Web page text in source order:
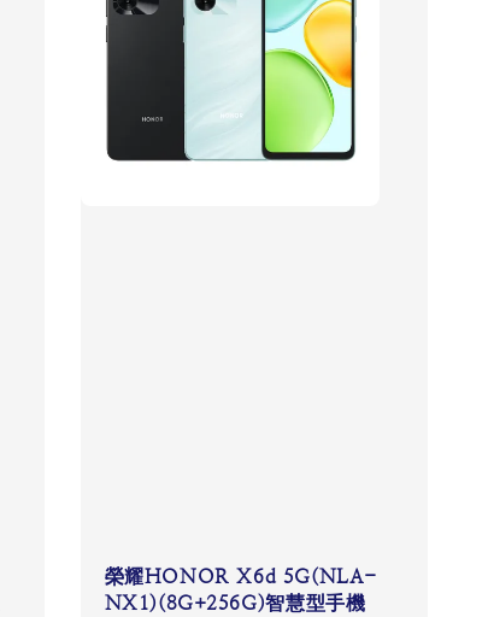
榮耀HONOR X6d 5G(NLA-
NX1)(8G+256G)智慧型手機